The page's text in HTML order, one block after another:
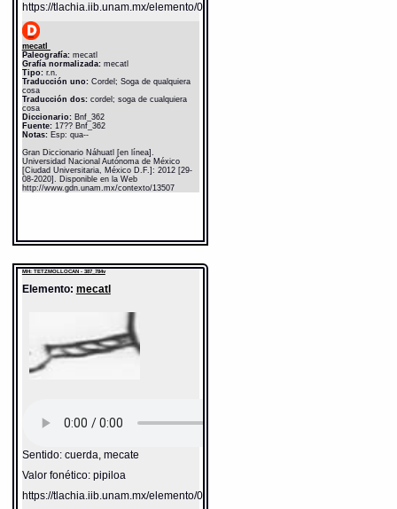
https://tlachia.iib.unam.mx/elemento/05.11.03
mecatl
Paleografía:mecatl
Grafía normalizada:mecatl
Tipo:r.n.
Traducción uno:Cordel; Soga de qualquiera
cosa
Traducción dos:cordel; soga de cualquiera
cosa
Diccionario: Bnf_362
Fuente:17?? Bnf_362
Notas:Esp: qua--
Gran Diccionario Náhuatl [en línea].
Universidad Nacional Autónoma de México
[Ciudad Universitaria, México D.F.]: 2012 [29-
08-2020]. Disponible en la Web
http://www.gdn.unam.mx/contexto/13507
MH: TETZMOLLOCAN - 387_784v
Elemento: mecatl
Sentido: cuerda, mecate
Valor fonético: pipiloa
https://tlachia.iib.unam.mx/elemento/05.11.03